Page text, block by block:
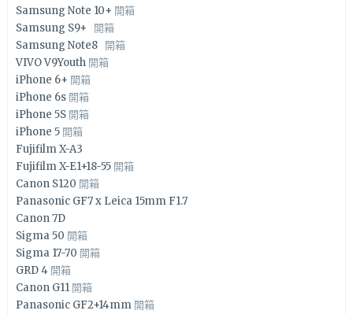
Samsung Note 10+ 開箱
Samsung S9+ 開箱
Samsung Note8 開箱
VIVO V9Youth 開箱
iPhone 6+ 開箱
iPhone 6s 開箱
iPhone 5S 開箱
iPhone 5 開箱
Fujifilm X-A3
Fujifilm X-E1+18-55 開箱
Canon S120 開箱
Panasonic GF7 x Leica 15mm F1.7
Canon 7D
Sigma 50 開箱
Sigma 17-70 開箱
GRD 4 開箱
Canon G11 開箱
Panasonic GF2+14mm 開箱